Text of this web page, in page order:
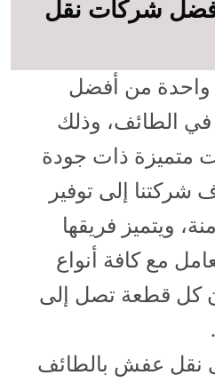
افضل شركات نقل
واحدة من أفضل
الطائف، وذلك
متميزة ذات جودة
شركتنا إلى توفير
ويتميز فريقها
مع كافة أنواع
كل قطعة تصل إلى
نقل عفش بالطائف